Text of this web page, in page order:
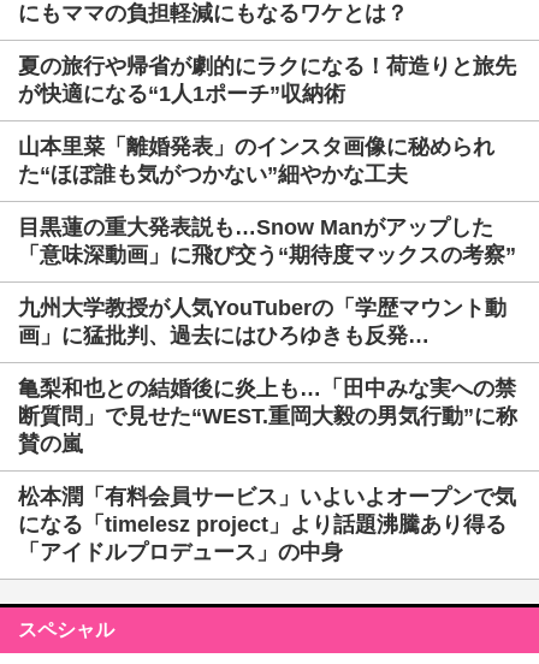
にもママの負担軽減にもなるワケとは？
夏の旅行や帰省が劇的にラクになる！荷造りと旅先
が快適になる“1人1ポーチ”収納術
山本里菜「離婚発表」のインスタ画像に秘められ
た“ほぼ誰も気がつかない”細やかな工夫
目黒蓮の重大発表説も…Snow Manがアップした
「意味深動画」に飛び交う“期待度マックスの考察”
九州大学教授が人気YouTuberの「学歴マウント動
画」に猛批判、過去にはひろゆきも反発…
亀梨和也との結婚後に炎上も…「田中みな実への禁
断質問」で見せた“WEST.重岡大毅の男気行動”に称
賛の嵐
松本潤「有料会員サービス」いよいよオープンで気
になる「timelesz project」より話題沸騰あり得る
「アイドルプロデュース」の中身
スペシャル